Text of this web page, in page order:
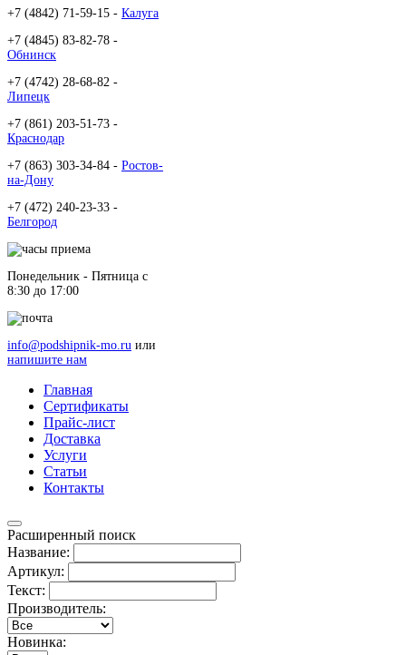
+7 (4842) 71-59-15 - Калуга
+7 (4845) 83-82-78 -
Обнинск
+7 (4742) 28-68-82 -
Липецк
+7 (861) 203-51-73 -
Краснодар
+7 (863) 303-34-84 - Ростов-
на-Дону
+7 (472) 240-23-33 -
Белгород
Понедельник - Пятница c
8:30 до 17:00
info@podshipnik-mo.ru или
напишите нам
Главная
Сертификаты
Прайс-лист
Доставка
Услуги
Статьи
Контакты
Расширенный поиск
Название:
Артикул:
Текст:
Производитель:
Новинка: